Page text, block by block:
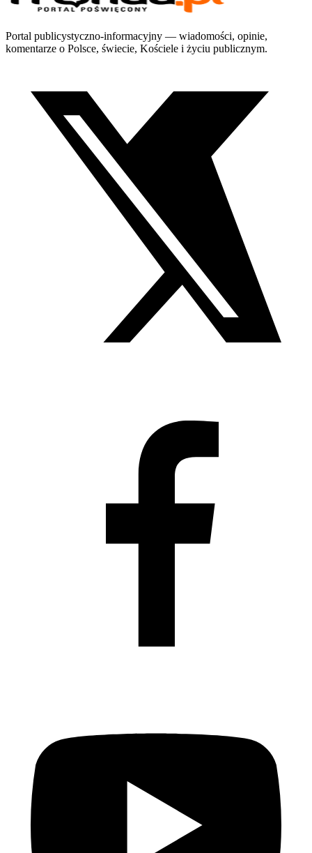
Portal publicystyczno-informacyjny — wiadomości, opinie,
komentarze o Polsce, świecie, Kościele i życiu publicznym.